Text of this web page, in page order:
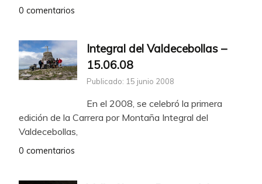
0 comentarios
Integral del Valdecebollas –
15.06.08
Publicado: 15 junio 2008
En el 2008, se celebró la primera
edición de la Carrera por Montaña Integral del
Valdecebollas,
0 comentarios